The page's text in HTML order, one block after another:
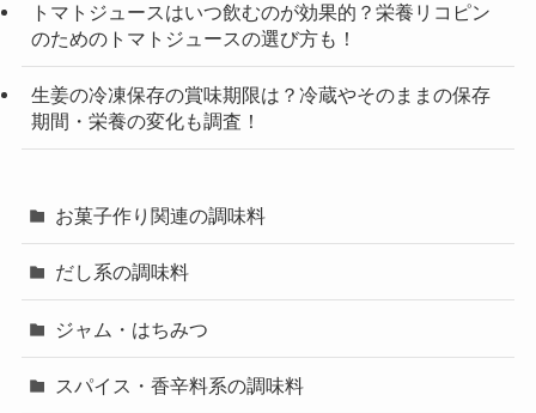
トマトジュースはいつ飲むのが効果的？栄養リコピン
のためのトマトジュースの選び方も！
生姜の冷凍保存の賞味期限は？冷蔵やそのままの保存
期間・栄養の変化も調査！
お菓子作り関連の調味料
だし系の調味料
ジャム・はちみつ
スパイス・香辛料系の調味料